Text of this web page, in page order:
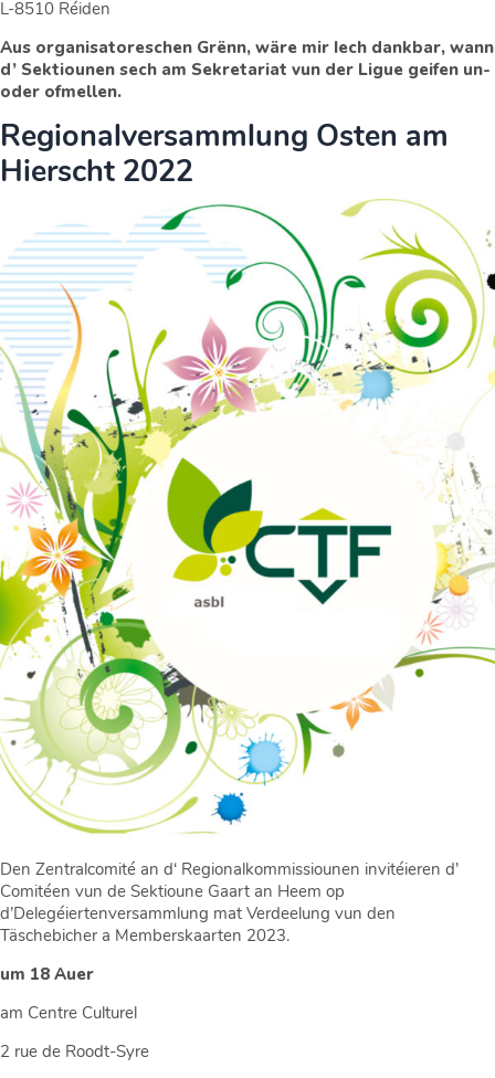
L-8510 Réiden
Aus organisatoreschen Grënn, wäre mir Iech dankbar, wann
d’ Sektiounen sech am Sekretariat vun der Ligue geifen un-
oder ofmellen.
Regionalversammlung Osten am
Hierscht 2022
Den Zentralcomité an d‘ Regionalkommissiounen invitéieren d’
Comitéen vun de Sektioune Gaart an Heem op
d’Delegéiertenversammlung mat Verdeelung vun den
Täschebicher a Memberskaarten 2023.
um 18 Auer
am Centre Culturel
2 rue de Roodt-Syre